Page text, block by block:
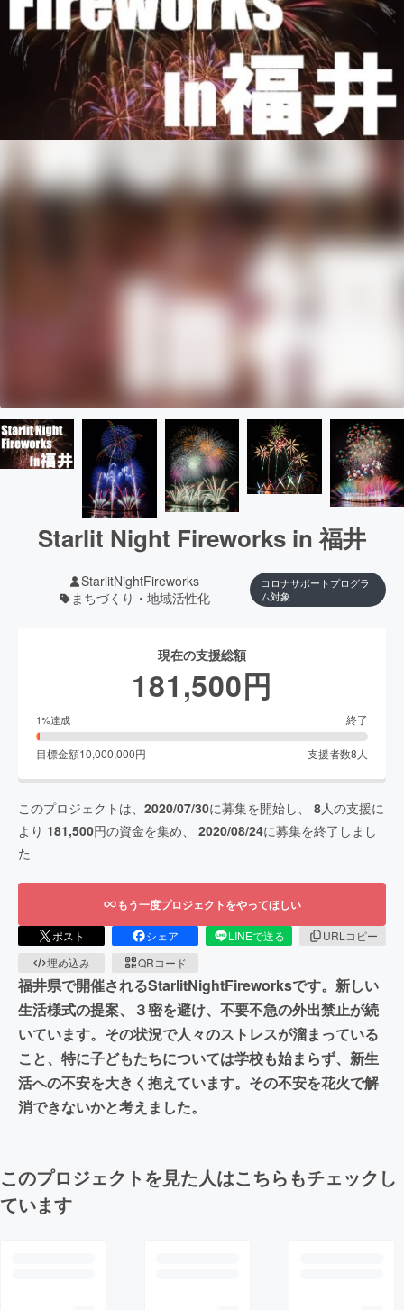
Starlit Night Fireworks in 福井
StarlitNightFireworks
まちづくり・地域活性化
コロナサポートプログラ
ム対象
現在の支援総額
181,500円
1%達成 終了
目標金額10,000,000円 支援者数8 人
このプロジェクトは、 2020/07/30に募集を開始し、 8人の支援に
より 181,500円の資金を集め、 2020/08/24に募集を終了しまし
た
もう一度プロジェクトをやってほしい
ポスト シェア LINEで送る
URLコピー
埋め込み
QRコード
福井県で開催されるStarlitNightFireworksです。新しい
生活様式の提案、３密を避け、不要不急の外出禁止が続
いています。その状況で人々のストレスが溜まっている
こと、特に子どもたちについては学校も始まらず、新生
活への不安を大きく抱えています。その不安を花火で解
消できないかと考えました。
このプロジェクトを見た人はこちらもチェックし
ています